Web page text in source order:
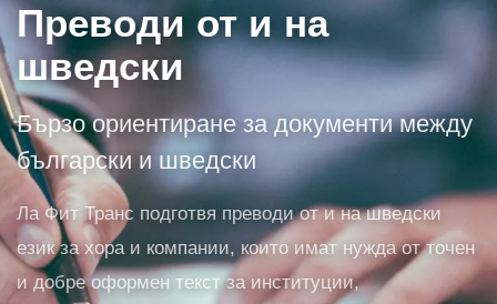
Преводи от и на
шведски
Бързо ориентиране за документи между
български и шведски
Ла Фит Транс подготвя преводи от и на шведски
език за хора и компании, които имат нужда от точен
и добре оформен текст за институции,